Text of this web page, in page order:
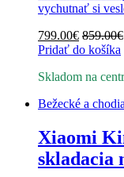
vychutnať si
799.00€ 859.00€
Pridať do košíka
Skladom na
Bežecké a
Xiaomi
skladacia